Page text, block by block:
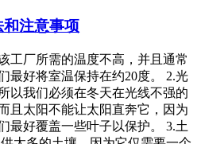
注意事项
工厂所需的温度不高，并且通常
最好将室温保持在约20度。 2.光
以我们必须在冬天在光线不强的
且太阳不能让太阳直奔它，因为
最好覆盖一些叶子以保护。 3.土